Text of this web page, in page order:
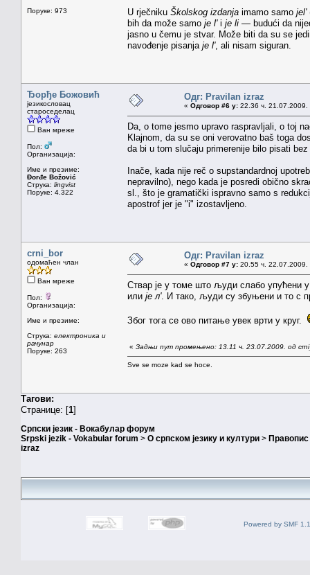
Поруке: 973
U rječniku Školskog izdanja imamo samo jel'
bih da može samo je l'i je li — budući da
jasno u čemu je stvar. Može biti da su se
navođenje pisanja je l', ali nisam siguran.
Ђорђе Божовић
језикословац
староседелац
Ван мреже
Пол:
Организација:
Име и презиме:
Đorđe Božović
Струка: lingvist
Поруке: 4.322
Одг: Pravilan izraz
« Одговор #6 у: 22.36 ч. 21.07.2009.
Da, o tome jesmo upravo raspravljali, o toj
Klajnom, da su se oni verovatno baš toga
da bi u tom slučaju primerenije bilo pisati
Inače, kada nije reč o supstandardnoj
nepravilno), nego kada je posredi obično
sl., što je gramatički ispravno samo s
apostrof jer je "i" izostavljeno.
crni_bor
одомаћен члан
Ван мреже
Пол:
Организација:
Име и презиме:
Струка: електроника и
рачунар
Поруке: 263
Одг: Pravilan izraz
« Одговор #7 у: 20.55 ч. 22.07.2009.
Ствар је у томе што људи слабо упућени
или је л'. И тако, људи су збуњени и то с
Због тога се ово питање увек врти у круг.
« Задњи пут промењено: 13.11 ч. 23.07.2009. од
Sve se moze kad se hoce.
Тагови:
Странице: [1]
Српски језик - Вокабулар форум
Srpski jezik - Vokabular forum > О српском језику и култури > Правопис
izraz
Powered by SMF